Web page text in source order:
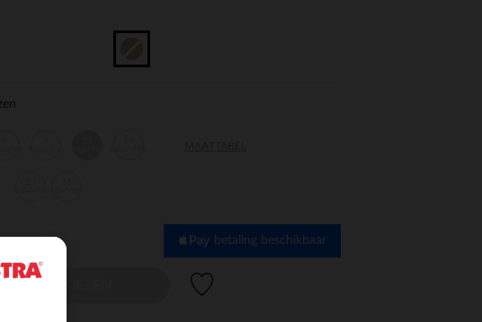
betaling beschikbaar